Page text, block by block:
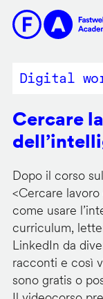
contenuto
Digital
Cercare
Dopo il corso
<Cercare lavoro
come usare
curriculum,
LinkedIn da
racconti e così
sono gratis o